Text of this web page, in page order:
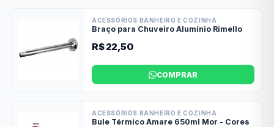
ACESSÓRIOS BANHEIRO E COZINHA
Braço para Chuveiro Alumínio Rimello
R$ 22,50
COMPRAR
ACESSÓRIOS BANHEIRO E COZINHA
Bule Térmico Amare 650ml Mor - Cores